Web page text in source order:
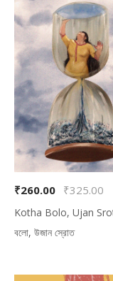
₹260.00 ₹325.00
Kotha Bolo, Ujan
বলো, উজান স্রোত